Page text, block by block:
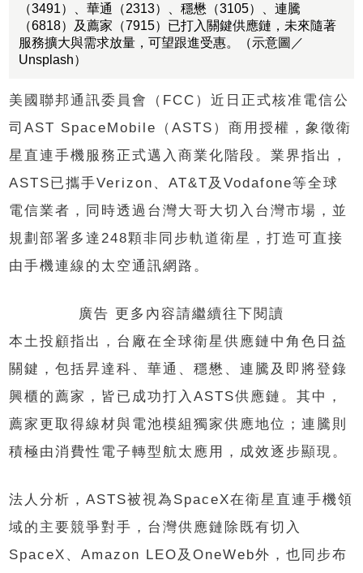
（3491）、華通（2313）、穩懋（3105）、連騰
（6818）及薦家（7915）已打入關鍵供應鏈，未來隨著
服務擴大與需求放量，可望跟進受惠。（示意圖／
Unsplash）
美國聯邦通訊委員會（FCC）近日正式核准電信公
司AST SpaceMobile（ASTS）商用授權，象徵衛
星直連手機服務正式邁入商業化階段。業界指出，
ASTS已攜手Verizon、AT&T及Vodafone等全球
電信業者，同時透過台灣大哥大切入台灣市場，並
規劃部署多達248顆非同步軌道衛星，打造可直接
由手機連線的太空通訊網路。
廣告 更多內容請繼續往下閱讀
本土投顧指出，台廠在全球衛星供應鏈中角色日益
關鍵，包括昇達科、華通、穩懋、連騰及即將登錄
興櫃的薦家，皆已成功打入ASTS供應鏈。其中，
薦家更取得線材與電池模組獨家供應地位；連騰則
積極由消費性電子轉型航太應用，成效逐步顯現。
法人分析，ASTS被視為SpaceX在衛星直連手機領
域的主要競爭對手，台灣供應鏈除既有切入
SpaceX、Amazon LEO及OneWeb外，也同步布